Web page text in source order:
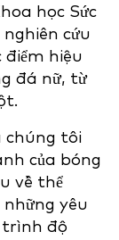
học Sức
cứu
điểm hiệu
đá nữ, từ
chúng tôi
của bóng
về thể
yêu
trình độ